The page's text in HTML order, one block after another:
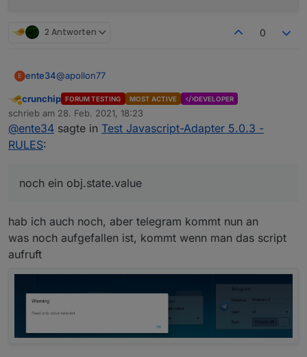
2 Antworten 0
E ente34@apollon77
State condition false funktioniert noch nicht + noch ein
obj.state.value
(5.0.4, habe nur state condition gelöscht und neu
let cond0 = false;
    if (cond0 === false && _cond) {
    } else if (cond0 === true && !_cond) {
        cond0 = false;
Abwesend
crunchip FORUM TESTING MOST ACTIVE DEVELOPER
schrieb am 28. Feb. 2021, 18:23
zuletzt editiert von
@ente34 sagte in Test Javascript-Adapter 5.0.3 -
RULES:
noch ein obj.state.value
hab ich auch noch, aber telegram kommt nun an
was noch aufgefallen ist, kommt wenn man das script
aufruft